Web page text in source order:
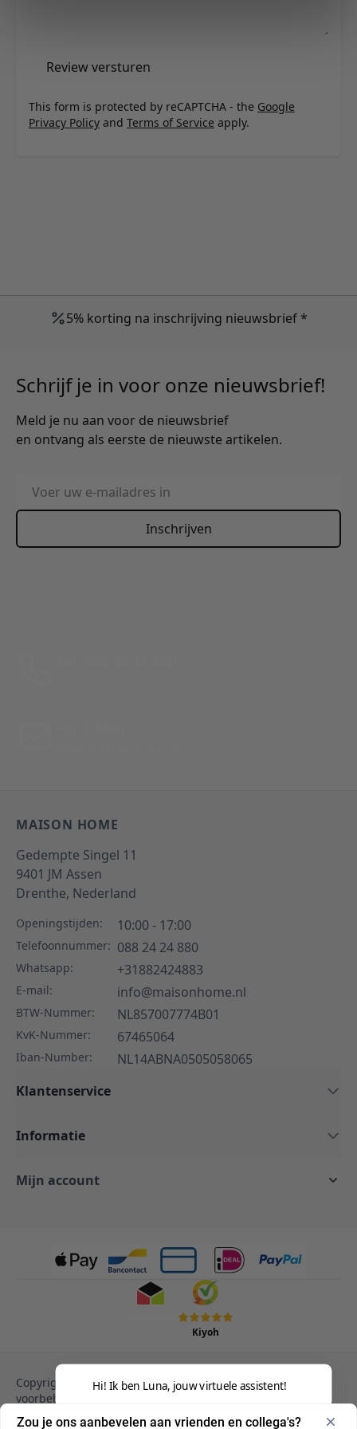
Review versturen
This form is protected by reCAPTCHA - the Google
Privacy Policy and Terms of Service apply.
5% korting na inschrijving nieuwsbrief *
Schrijf je in voor onze nieuwsbrief!
Meld je nu aan voor de nieuwsbrief
en ontvang als eerste de nieuwste artikelen.
E-mailadres
Inschrijven
MAISON HOME
Gedempte Singel 11
9401 JM Assen
Drenthe, Nederland
Openingstijden: 10:00 - 17:00
Telefoonnummer: 088 24 24 880
Whatsapp: +31882424883
E-mail: info@maisonhome.nl
BTW-Nummer: NL857007774B01
KvK-Nummer: 67465064
Iban-Number:
NL14ABNA0505058065
Klantenservice
Informatie
Mijn account
Kiyoh
Copyright © 2013-heden Magento. Alle rechten
voorbehouden.
Privacy Policy
Cookies
Hi! Ik ben Luna, jouw virtuele assistent!
Zou je ons aanbevelen aan vrienden en collega's?